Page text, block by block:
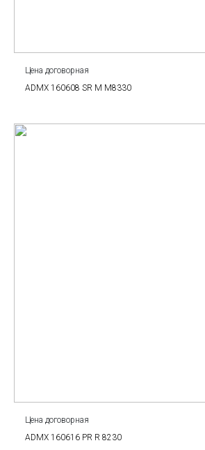
Цена договорная
ADMX 160608 SR M M8330
Цена договорная
ADMX 160616 PR R 8230